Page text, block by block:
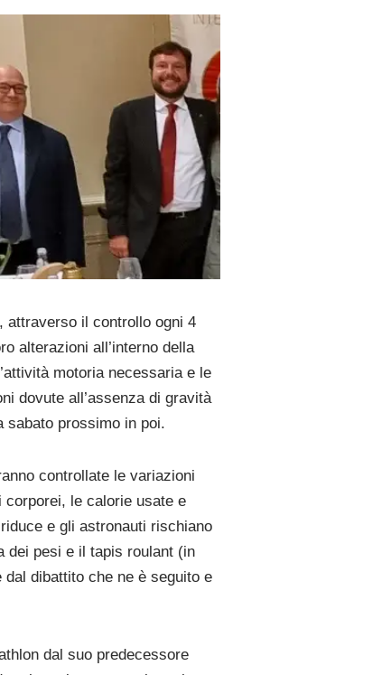
attraverso il controllo ogni 4
alterazioni all’interno della
motoria necessaria e le
dovute all’assenza di gravità
sabato prossimo in poi.
controllate le variazioni
le calorie usate e
e gli astronauti rischiano
dei pesi e il tapis roulant (in
dibattito che ne è seguito e
dal suo predecessore